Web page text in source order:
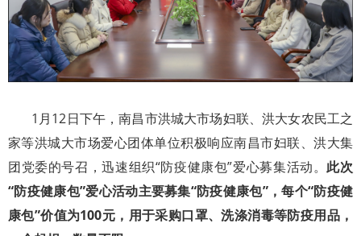
1月12日下午，南昌市洪城大市场妇联、洪大女农民工之
家等洪城大市场爱心团体单位积极响应南昌市妇联、洪大集
团党委的号召，迅速组织“防疫健康包”爱心募集活动。此次
“防疫健康包”爱心活动主要募集“防疫健康包”，每个“防疫健
康包”价值为100元，用于采购口罩、洗涤消毒等防疫用品，